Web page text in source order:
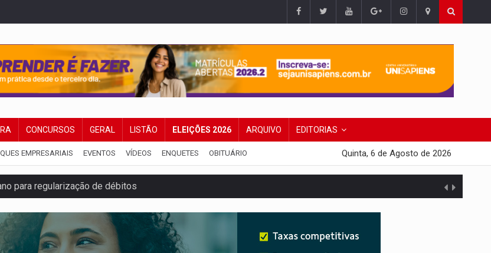
CONCURSOS GERAL LISTÃO ELEIÇÕES 2026 ARQUIVO EDITORIAS
EMPRESARIAIS EVENTOS VÍDEOS ENQUETES OBITUÁRIO Quinta, 6 de Agosto de 2026
para regularização de débitos
60 famílias com geladeiras e ventiladores novos
réu a 21 anos de prisão em Espigão do Oeste
indisponibilidade com erro 451